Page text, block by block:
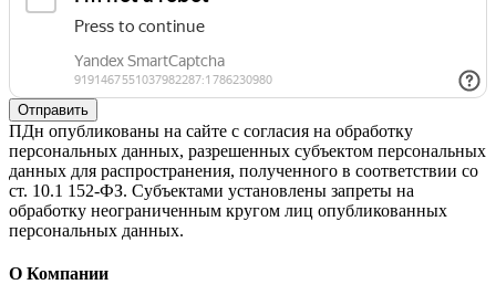
Отправить
ПДн опубликованы на сайте с согласия на обработку
персональных данных, разрешенных субъектом персональных
данных для распространения, полученного в соответствии со
ст. 10.1 152-ФЗ. Субъектами установлены запреты на
обработку неограниченным кругом лиц опубликованных
персональных данных.
О Компании